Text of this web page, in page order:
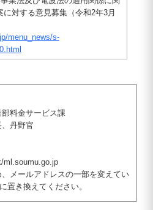
対する意見募集（令和2年3月
menu_news/s-
料金サービス課
丹野官
ml.soumu.go.jp
、メールアドレスの一部を変えてい
置き換えてください。